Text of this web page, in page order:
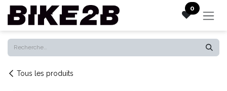
Se rendre au contenu 0
Tous les produits